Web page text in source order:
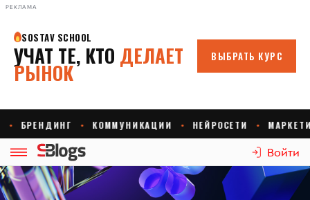
РЕКЛАМА
Войти